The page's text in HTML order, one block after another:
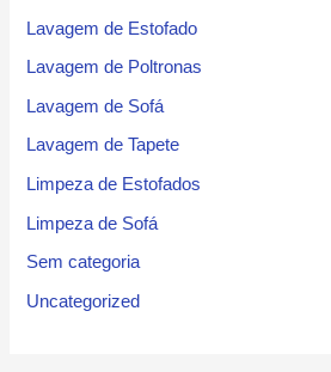
Lavagem de Estofado
Lavagem de Poltronas
Lavagem de Sofá
Lavagem de Tapete
Limpeza de Estofados
Limpeza de Sofá
Sem categoria
Uncategorized